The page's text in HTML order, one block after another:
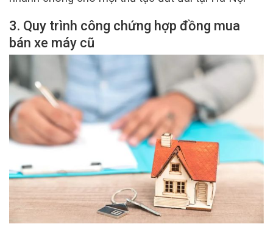
3. Quy trình công chứng hợp đồng mua
bán xe máy cũ